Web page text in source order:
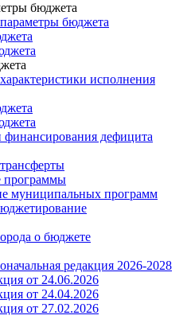
бюджета
бюджета
исполнения
дефицита
муниципальных программ
о бюджете
редакция 2026-2028
от 24.06.2026
от 24.04.2026
от 27.02.2026